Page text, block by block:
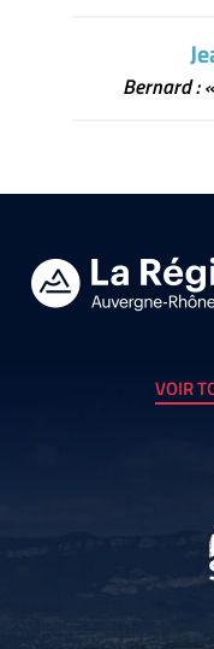
Bernard :
VOIR